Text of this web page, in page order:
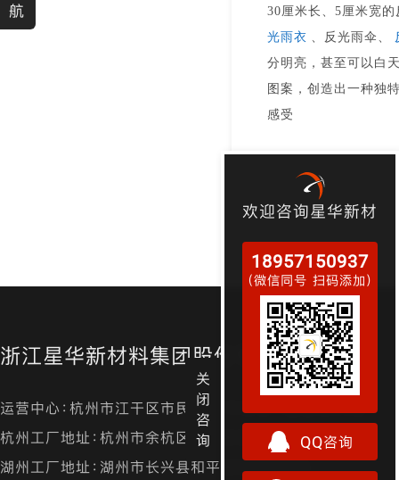
30厘米长、 5厘米宽的
光雨衣 、反光雨伞、
分明亮，甚至可以白
图案，创造出一种独
感受
浙江星华新材料集团股份有限公司
运营中心：杭州市江干区市民街98号尊宝大厦金尊24层
杭州工厂地址：杭州市余杭区径山镇漕桥村凤凰山
湖州工厂地址：湖州市长兴县和平镇城南开发区
航
关
闭
咨
询
欢迎咨询星华新材
18957150937
（微信同号 扫码添加）
QQ咨询